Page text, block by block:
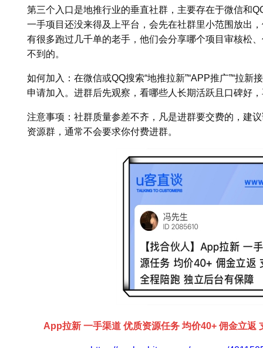
第三个入口是地推行业的垂直社群，主要存在于微信和
一手项目还没来得及上平台，会先在社群里小范围放出
有很多跑过几千单的老手，他们会分享哪个项目审核松
不到的。
如何加入：在微信或QQ搜索“地推拉新”“APP推广”“拉
申请加入。进群后先观察，看哪些人长期活跃且口碑好
注意事项：社群质量参差不齐，凡是进群要交费的，建
资源群，通常不会要求你付费进群。
App拉新 一手渠道 优质资源任务 均价40+ 佣金立返